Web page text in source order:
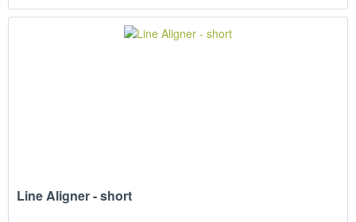
Line Aligner - short